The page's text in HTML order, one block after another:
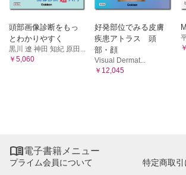
頭部画像診断をもっ
とわかりやすく
黒川 遼 神田 知紀 原田...
￥5,060
好発部位でみる皮膚
疾患アトラス 頭
部・顔
Visual Dermat...
￥12,045
電子書籍メニュー
プライム会員について 特定商取